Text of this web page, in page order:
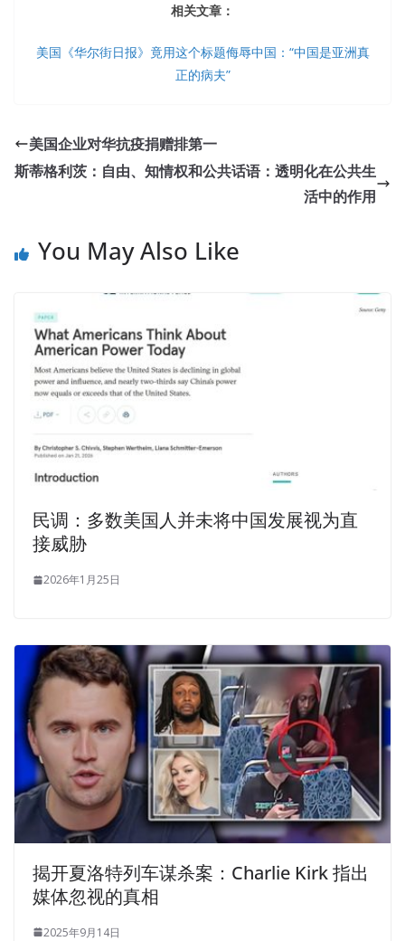
相关文章：
美国《华尔街日报》竟用这个标题侮辱中国：“中国是亚洲真
正的病夫”
美国企业对华抗疫捐赠排第一
斯蒂格利茨：自由、知情权和公共话语：透明化在公共生
活中的作用
You May Also Like
民调：多数美国人并未将中国发展视为直
接威胁
2026年1月25日
揭开夏洛特列车谋杀案：Charlie Kirk 指出
媒体忽视的真相
2025年9月14日